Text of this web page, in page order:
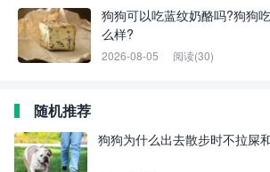
狗狗可以吃蓝纹奶酪吗?狗狗
么样?
2026-08-05 阅读(30)
随机推荐
狗狗为什么出去散步时不拉屎